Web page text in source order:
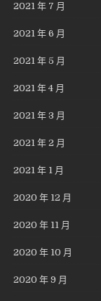
2021 年 7 月
2021 年 6 月
2021 年 5 月
2021 年 4 月
2021 年 3 月
2021 年 2 月
2021 年 1 月
2020 年 12 月
2020 年 11 月
2020 年 10 月
2020 年 9 月